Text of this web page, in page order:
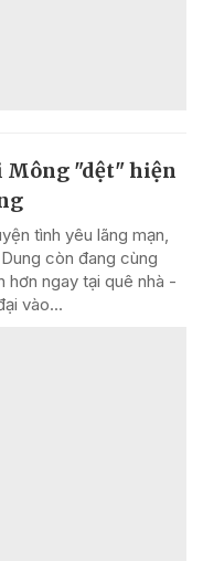
Mông "dệt" hiện
tình yêu lãng mạn,
còn đang cùng
hơn ngay tại quê nhà -
vào...